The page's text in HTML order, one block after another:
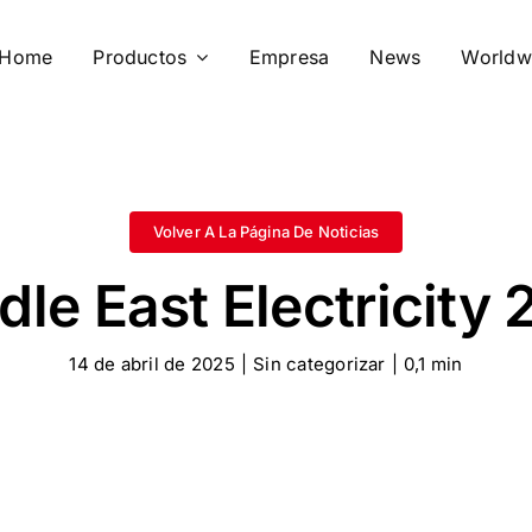
Home Productos Empresa News
Volver A La Página De Noticias
East Electricity
14 de abril de 2025 Sin categorizar 0,1 min